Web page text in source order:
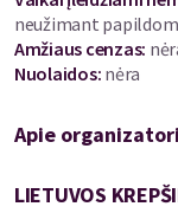
neužimant
Amžiaus cenzas:
Nuolaidos: nėra
Apie
LIETUVOS